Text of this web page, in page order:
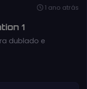
1 ano atrás
1
dublado e